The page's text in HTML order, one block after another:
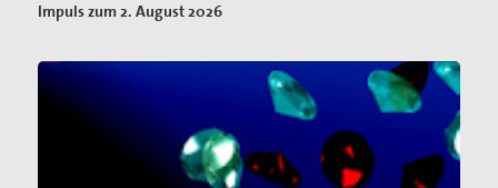
Impuls zum 2. August 2026